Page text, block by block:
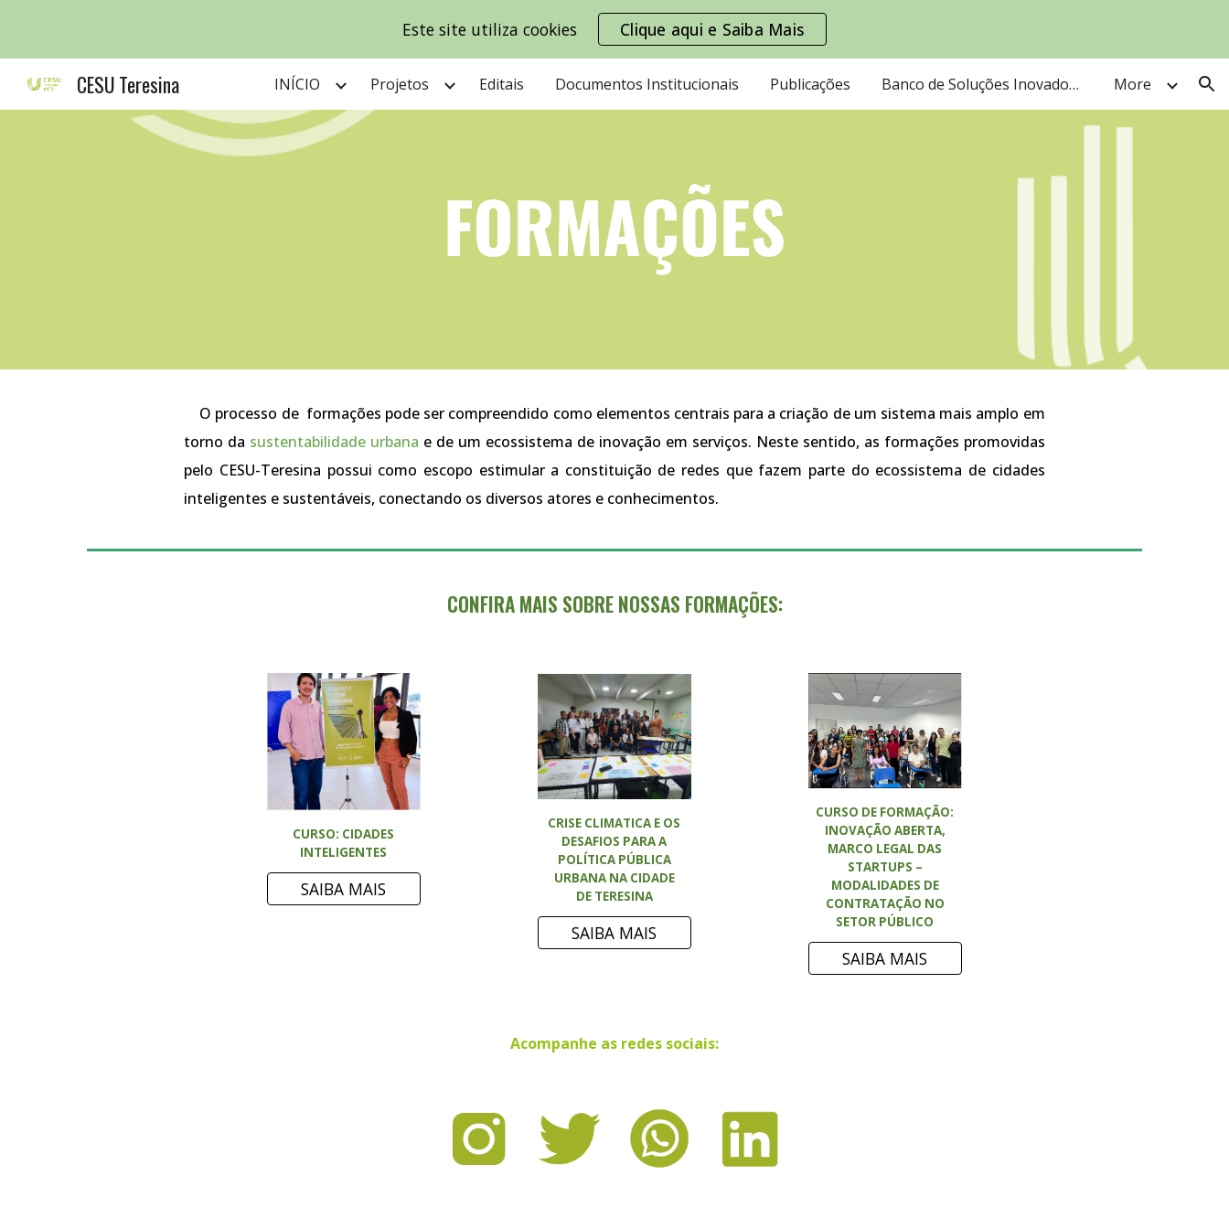
Skip to main content Skip to navigation
Este site utiliza cookies Clique aqui e Saiba Mais
CESU Teresina INÍCIO Projetos Editais Documentos Institucionais Publicações Banco de Soluções Inovadora e Sustentáveis More
O processo de formações pode ser compreendido como elementos centrais para a criação de um sistema mais amplo em
torno da sustentabilidade urbana e de um ecossistema de inovação em serviços. Neste sentido, as formações promovidas
pelo CESU-Teresina possui como escopo estimular a constituição de redes que fazem parte do ecossistema de cidades
inteligentes e sustentáveis, conectando os diversos atores e conhecimentos.
CONFIRA MAIS SOBRE NOSSAS FORMAÇÕES:
CURSO: CIDADES
INTELIGENTES
SAIBA MAIS
CRISE CLIMATICA E OS
DESAFIOS PARA A
POLÍTICA PÚBLICA
URBANA NA CIDADE
DE TERESINA
SAIBA MAIS
CURSO DE FORMAÇÃO:
INOVAÇÃO ABERTA,
MARCO LEGAL DAS
STARTUPS –
MODALIDADES DE
CONTRATAÇÃO NO
SETOR PÚBLICO
SAIBA MAIS
Acompanhe as redes sociais: